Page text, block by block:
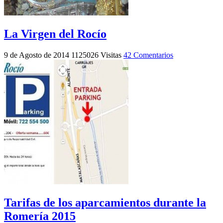
La Virgen del Rocío
9 de Agosto de 2014 1125026 Visitas 42 Comentarios
Tarifas de los aparcamientos durante la
Romería 2015